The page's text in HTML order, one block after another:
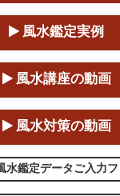
2025-08-24
座の募集は終了しまし
命塾「実践的四柱
」
2025-05-11
座の募集は終了しまし
風水鑑定実例
風水講座の動画
風水対策の動画
水鑑定データご入力